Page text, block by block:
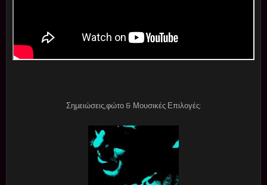
Σημειώσεις,φώτο & Μουσικές Επιλογές: